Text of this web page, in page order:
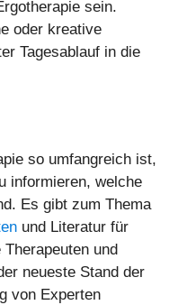
sein.
oder kreative
Tagesablauf in die
so umfangreich ist,
informieren, welche
Es gibt zum Thema
und Literatur für
und
neueste Stand der
von Experten